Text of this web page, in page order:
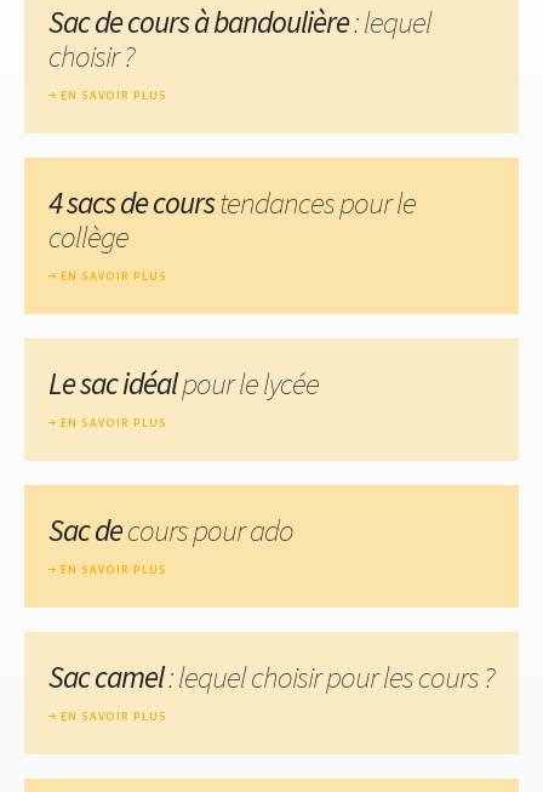
Sac de cours à bandoulière: lequel
choisir ?
EN SAVOIR PLUS
4 sacs de courstendances pour le
collège
EN SAVOIR PLUS
Le sac idéalpour le lycée
EN SAVOIR PLUS
Sac decours pour ado
EN SAVOIR PLUS
Sac camel: lequel choisir pour les cours ?
EN SAVOIR PLUS